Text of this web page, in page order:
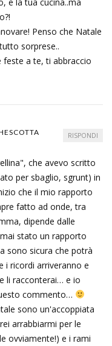
Penso che Natale
sorprese..
feste a te, ti abbraccio
che avevo scritto
per sbaglio, sgrunt) in
che il mio rapporto
fatto ad onde, tra
dipende dalle
stato un rapporto
sono sicura che potrà
i ricordi arriveranno e
li racconterai… e io
commento…
sono un'accoppiata
arrabbiarmi per le
ovviamente!) e i rami
RISPONDI